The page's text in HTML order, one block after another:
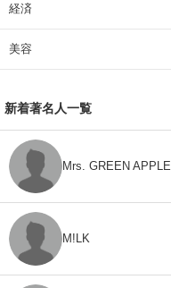
経済
美容
新着著名人一覧
Mrs. GREEN APPLE
M!LK